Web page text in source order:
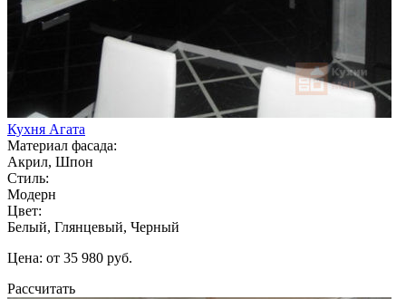
Кухня Агата
Материал фасада:
Акрил, Шпон
Стиль:
Модерн
Цвет:
Белый, Глянцевый, Черный
Цена: от 35 980 руб.
Рассчитать